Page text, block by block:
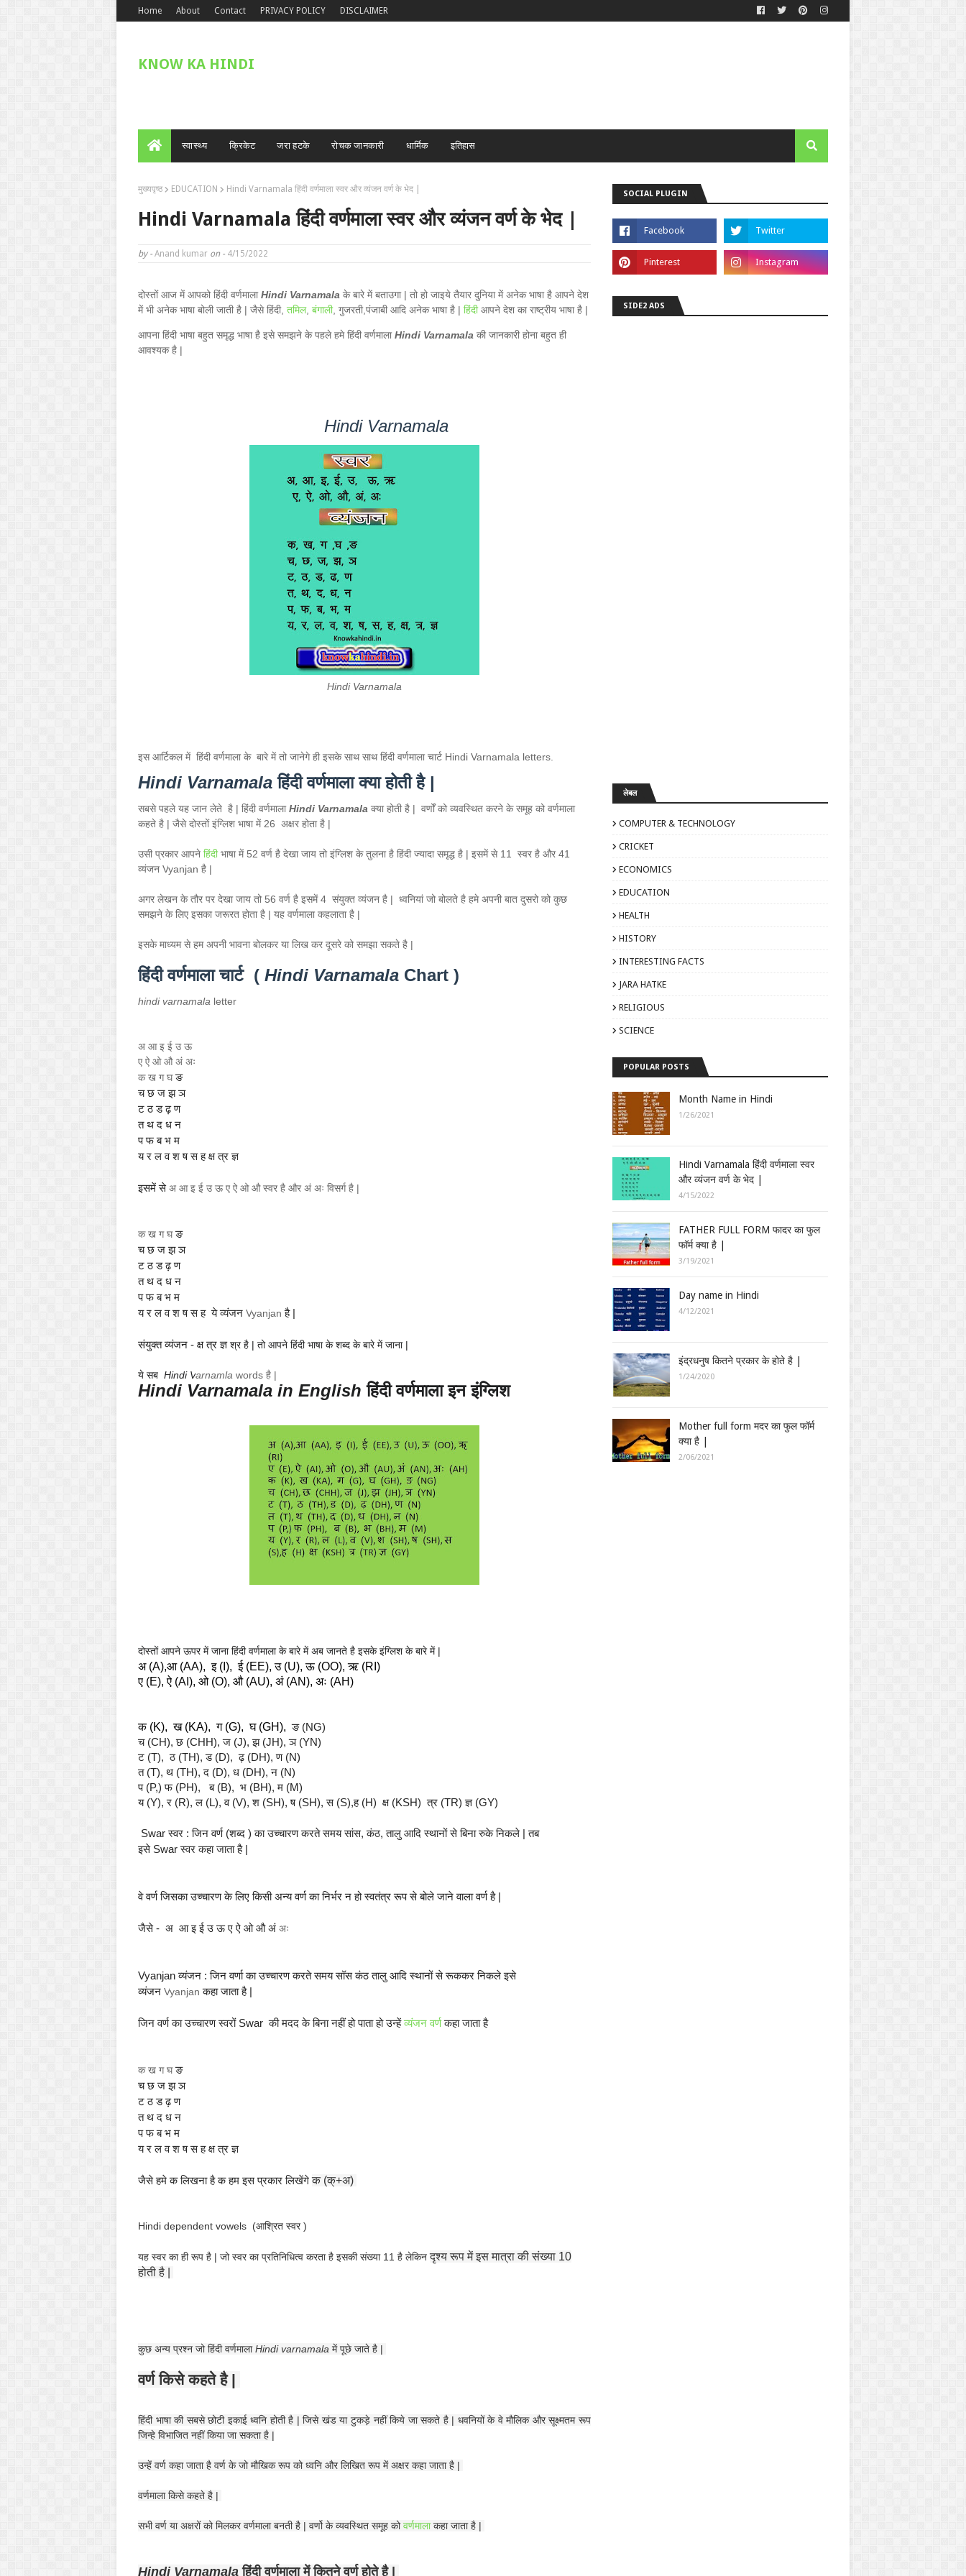
Home About Contact PRIVACY POLICY DISCLAIMER
KNOW KA HINDI
स्वास्थ्य क्रिकेट जरा हटके रोचक जानकारी धार्मिक इतिहास
मुख्यपृष्ठ EDUCATION Hindi Varnamala हिंदी वर्णमाला स्वर और व्यंजन वर्ण के भेद |
Hindi Varnamala हिंदी वर्णमाला स्वर और व्यंजन वर्ण के भेद |
by - Anand kumar on - 4/15/2022
दोस्तों आज में आपको हिंदी वर्णमालाHindi Varnamala के बारे में बताउगा | तो हो जाइये तैयार दुनिया में अनेक भाषा है आपने देश
में भी अनेक भाषा बोली जाती है | जैसे हिंदी, तमिल, बंगाली, गुजरती,पंजाबी आदि अनेक भाषा है | हिंदीआपने देश का राष्ट्रीय भाषा है |
आपना हिंदी भाषा बहुत समृद्ध भाषा है इसे समझने के पहले हमे हिंदी वर्णमाला Hindi Varnamala की जानकारी होना बहुत ही
आवश्यक है |
Hindi Varnamala
Hindi Varnamala
इस आर्टिकल में हिंदी वर्णमाला के बारे में तो जानेगे ही इसके साथ साथ हिंदी वर्णमाला चार्ट Hindi Varnamala letters.
Hindi Varnamalaहिंदी वर्णमाला क्या होती है |
सबसे पहले यह जान लेते है | हिंदी वर्णमालाHindi Varnamala क्या होती है | वर्णों को व्यवस्थित करने के समूह को वर्णमाला
कहते है | जैसे दोस्तों इंग्लिश भाषा में 26 अक्षर होता है |
उसी प्रकार आपने हिंदीभाषा में 52 वर्ण है देखा जाय तो इंग्लिश के तुलना है हिंदी ज्यादा समृद्ध है | इसमें से 11 स्वर है और 41
व्यंजन Vyanjan है |
अगर लेखन के तौर पर देखा जाय तो 56 वर्ण है इसमें 4 संयुक्त व्यंजन है | ध्वनियां जो बोलते है हमे अपनी बात दुसरो को कुछ
समझने के लिए इसका जरूरत होता है | यह वर्णमाला कहलाता है |
इसके माध्यम से हम अपनी भावना बोलकर या लिख कर दूसरे को समझा सकते है |
हिंदी वर्णमाला चार्ट ( Hindi Varnamala Chart )
hindi varnamala letter
अ आ इ ई उ ऊ
ए ऐ ओ औ अं अः
क ख ग घङ
च छ ज झ ञ
ट ठ ड ढ़ ण
त थ द ध न
प फ ब भ म
य र ल व श ष स ह क्ष त्र ज्ञ
इसमें सेअ आ इ ई उ ऊ ए ऐ ओ औ स्वर है और अं अः विसर्ग है |
क ख ग घङ
च छ ज झ ञ
ट ठ ड ढ़ ण
त थ द ध न
प फ ब भ म
य र ल व श ष स ह ये व्यंजन Vyanjan है |
संयुक्त व्यंजन - क्ष त्र ज्ञश्र है | तो आपने हिंदी भाषा के शब्द के बारे में जाना |
ये सब Hindi Varnamla words है |
Hindi Varnamala in Englishहिंदी वर्णमाला इन इंग्लिश
दोस्तों आपने ऊपर में जाना हिंदी वर्णमाला के बारे में अब जानते है इसके इंग्लिश के बारे में |
अ (A),आ (AA), इ (I), ई (EE), उ (U), ऊ (OO), ऋ (RI)
ए (E), ऐ (AI), ओ (O), औ (AU), अं (AN), अः (AH)
क (K), ख (KA), ग (G), घ (GH),ङ (NG)
च (CH), छ (CHH), ज (J), झ (JH), ञ (YN)
ट (T), ठ (TH), ड (D), ढ़ (DH), ण (N)
त (T), थ (TH), द (D), ध (DH), न (N)
प (P,) फ (PH), ब (B), भ (BH), म (M)
य (Y), र (R), ल (L), व (V), श (SH), ष (SH), स (S),ह (H) क्ष (KSH) त्र (TR) ज्ञ (GY)
Swar स्वर : जिन वर्ण (शब्द ) का उच्चारण करते समय सांस, कंठ, तालु आदि स्थानों से बिना रुके निकले | तब
इसे Swar स्वर कहा जाता है |
वे वर्ण जिसका उच्चारण के लिए किसी अन्य वर्ण का निर्भर न हो स्वतंत्र रूप से बोले जाने वाला वर्ण है |
जैसे - अ आ इ ई उ ऊ ए ऐ ओ औ अं अः
Vyanjan व्यंजन : जिन वर्णा का उच्चारण करते समय सॉस कंठ तालु आदि स्थानों से रूककर निकले इसे
व्यंजन Vyanjanकहा जाता है |
जिन वर्ण का उच्चारण स्वरों Swar की मदद के बिना नहीं हो पाता हो उन्हेंव्यंजन वर्णकहा जाता है
क ख ग घङ
च छ ज झ ञ
ट ठ ड ढ़ ण
त थ द ध न
प फ ब भ म
य र ल व श ष स ह क्ष त्र ज्ञ
जैसे हमे क लिखना है क हम इस प्रकार लिखेंगेक (क्+अ)
Hindi dependent vowels (आश्रित स्वर )
यह स्वर का ही रूप है | जो स्वर का प्रतिनिधित्व करता है इसकी संख्या 11 है लेकिनदृश्य रूप में इस मात्रा की संख्या 10
होती है |
कुछ अन्य प्रश्न जो हिंदी वर्णमालाHindi varnamala में पूछे जाते है |
वर्ण किसे कहते है |
हिंदी भाषा की सबसे छोटी इकाई ध्वनि होती है | जिसे खंड या टुकड़े नहीं किये जा सकते है | धवनियों के वे मौलिक और सूक्ष्मतम रूप
जिन्हे विभाजित नहीं किया जा सकता है |
उन्हें वर्ण कहा जाता है वर्ण के जो मौखिक रूप को ध्वनि और लिखित रूप में अक्षर कहा जाता है |
वर्णमाला किसे कहते है |
सभी वर्ण या अक्षरों को मिलकर वर्णमाला बनती है | वर्णो के व्यवस्थित समूह कोवर्णमालाकहा जाता है |
Hindi Varnamala हिंदी वर्णमाला में कितने वर्ण होते है |
SOCIAL PLUGIN
SIDE2 ADS
लेबल
COMPUTER & TECHNOLOGY
CRICKET
ECONOMICS
EDUCATION
HEALTH
HISTORY
INTERESTING FACTS
JARA HATKE
RELIGIOUS
SCIENCE
POPULAR POSTS
Month Name in Hindi
1/26/2021
Hindi Varnamala हिंदी वर्णमाला स्वर
और व्यंजन वर्ण के भेद |
4/15/2022
FATHER FULL FORM फादर का फुल
फॉर्म क्या है |
3/19/2021
Day name in Hindi
4/12/2021
इंद्रधनुष कितने प्रकार के होते है |
1/24/2020
Mother full form मदर का फुल फॉर्म
क्या है |
2/06/2021